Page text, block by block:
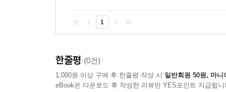
1
한줄평 (0건)
1,000원 이상 구매 후 한줄평 작성 시 일반회원 50원, 마니
eBook은 다운로드 후 작성한 리뷰만 YES포인트 지급됩니